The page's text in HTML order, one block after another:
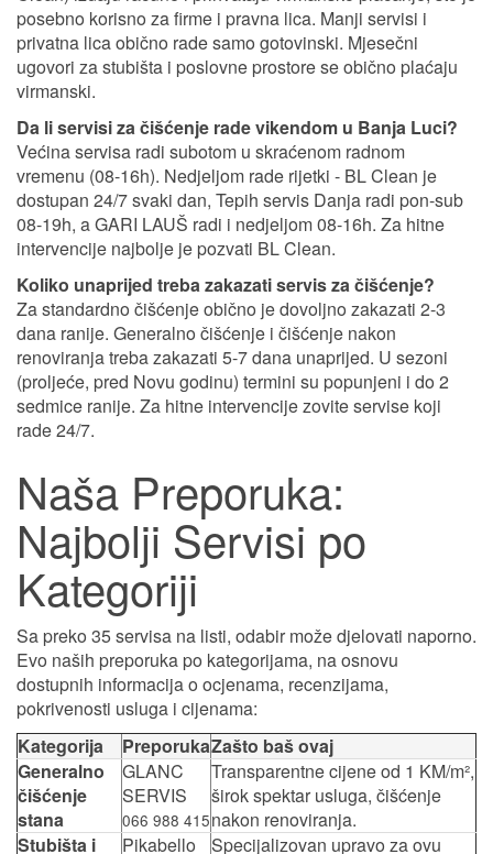
posebno korisno za firme i pravna lica. Manji servisi i
privatna lica obično rade samo gotovinski. Mjesečni
ugovori za stubišta i poslovne prostore se obično plaćaju
virmanski.
Da li servisi za čišćenje rade vikendom u Banja Luci?
Većina servisa radi subotom u skraćenom radnom
vremenu (08-16h). Nedjeljom rade rijetki - BL Clean je
dostupan 24/7 svaki dan, Tepih servis Danja radi pon-sub
08-19h, a GARI LAUŠ radi i nedjeljom 08-16h. Za hitne
intervencije najbolje je pozvati BL Clean.
Koliko unaprijed treba zakazati servis za čišćenje?
Za standardno čišćenje obično je dovoljno zakazati 2-3
dana ranije. Generalno čišćenje i čišćenje nakon
renoviranja treba zakazati 5-7 dana unaprijed. U sezoni
(proljeće, pred Novu godinu) termini su popunjeni i do 2
sedmice ranije. Za hitne intervencije zovite servise koji
rade 24/7.
Naša Preporuka:
Najbolji Servisi po
Kategoriji
Sa preko 35 servisa na listi, odabir može djelovati naporno.
Evo naših preporuka po kategorijama, na osnovu
dostupnih informacija o ocjenama, recenzijama,
pokrivenosti usluga i cijenama:
Kategorija
PreporukaZašto baš ovaj
Generalno
čišćenje
stana
GLANC
SERVIS
066 988 415
Transparentne cijene od 1 KM/m²,
širok spektar usluga, čišćenje
nakon renoviranja.
Stubišta i
Pikabello
Specijalizovan upravo za ovu